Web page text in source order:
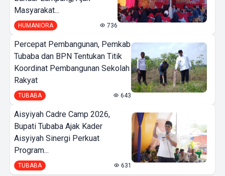
Masyarakat...
HUMANIORA 736
Percepat Pembangunan, Pemkab
Tubaba dan BPN Tentukan Titik
Koordinat Pembangunan Sekolah
Rakyat
TUBABA 643
Aisyiyah Cadre Camp 2026,
Bupati Tubaba Ajak Kader
Aisyiyah Sinergi Perkuat
Program...
TUBABA 631